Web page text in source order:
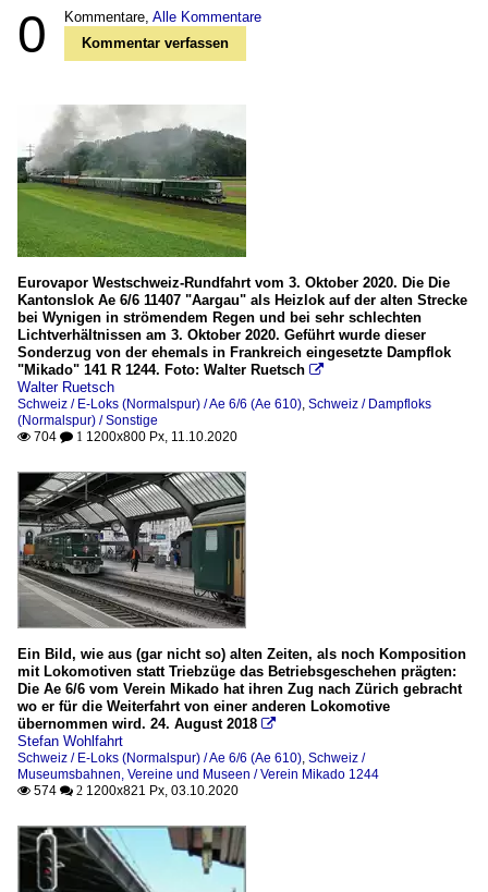
0 Kommentare, Alle Kommentare
Kommentar verfassen
Eurovapor Westschweiz-Rundfahrt vom 3. Oktober 2020. Die Die
Kantonslok Ae 6/6 11407 "Aargau" als Heizlok auf der alten Strecke
bei Wynigen in strömendem Regen und bei sehr schlechten
Lichtverhältnissen am 3. Oktober 2020. Geführt wurde dieser
Sonderzug von der ehemals in Frankreich eingesetzte Dampflok
"Mikado" 141 R 1244. Foto: Walter Ruetsch 
Walter Ruetsch
Schweiz / E-Loks (Normalspur) / Ae 6/6 (Ae 610), Schweiz / Dampfloks
(Normalspur) / Sonstige
 704  1 1200x800 Px, 11.10.2020
Ein Bild, wie aus (gar nicht so) alten Zeiten, als noch Komposition
mit Lokomotiven statt Triebzüge das Betriebsgeschehen prägten:
Die Ae 6/6 vom Verein Mikado hat ihren Zug nach Zürich gebracht
wo er für die Weiterfahrt von einer anderen Lokomotive
übernommen wird. 24. August 2018 
Stefan Wohlfahrt
Schweiz / E-Loks (Normalspur) / Ae 6/6 (Ae 610), Schweiz /
Museumsbahnen, Vereine und Museen / Verein Mikado 1244
 574  2 1200x821 Px, 03.10.2020